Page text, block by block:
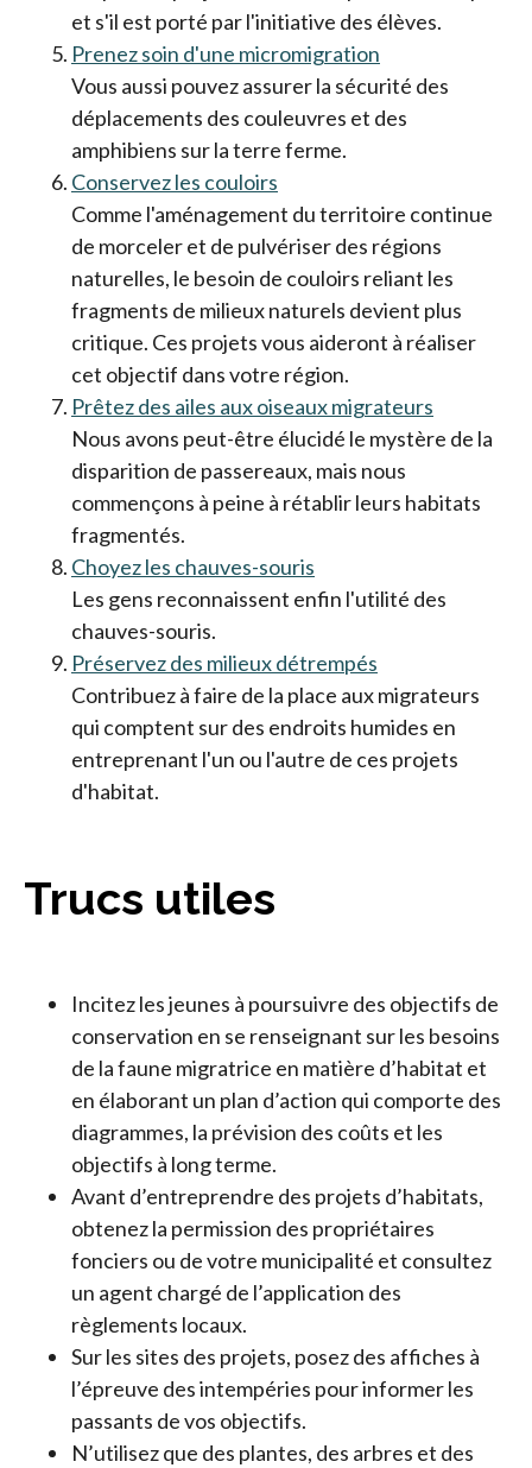
et s'il est porté par l'initiative des élèves.
Prenez soin d'une micromigration
Vous aussi pouvez assurer la sécurité des
déplacements des couleuvres et des
amphibiens sur la terre ferme.
Conservez les couloirs
Comme l'aménagement du territoire continue
de morceler et de pulvériser des régions
naturelles, le besoin de couloirs reliant les
fragments de milieux naturels devient plus
critique. Ces projets vous aideront à réaliser
cet objectif dans votre région.
Prêtez des ailes aux oiseaux migrateurs
Nous avons peut-être élucidé le mystère de la
disparition de passereaux, mais nous
commençons à peine à rétablir leurs habitats
fragmentés.
Choyez les chauves-souris
Les gens reconnaissent enfin l'utilité des
chauves-souris.
Préservez des milieux détrempés
Contribuez à faire de la place aux migrateurs
qui comptent sur des endroits humides en
entreprenant l'un ou l'autre de ces projets
d'habitat.
Trucs utiles
Incitez les jeunes à poursuivre des objectifs de
conservation en se renseignant sur les besoins
de la faune migratrice en matière d’habitat et
en élaborant un plan d’action qui comporte des
diagrammes, la prévision des coûts et les
objectifs à long terme.
Avant d’entreprendre des projets d’habitats,
obtenez la permission des propriétaires
fonciers ou de votre municipalité et consultez
un agent chargé de l’application des
règlements locaux.
Sur les sites des projets, posez des affiches à
l’épreuve des intempéries pour informer les
passants de vos objectifs.
N’utilisez que des plantes, des arbres et des